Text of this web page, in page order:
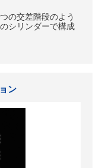
の交差階段のよう
シリンダーで構成
ン